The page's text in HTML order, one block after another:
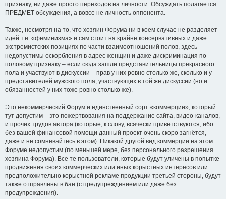
признаку, ни даже просто переходов на личности. Обсуждать полагается
ПРЕДМЕТ обсуждения, а вовсе не личность оппонента.
Также, несмотря на то, что хозяин Форума ни в коем случае не разделяет
идей т.н. «феминизма» и сам стоит на крайне консервативных и даже
экстремистских позициях по части взаимоотношений полов, здесь
недопустимы оскорбления в адрес женщин и даже дискриминация по
половому признаку – если сюда зашли представительницы прекрасного
пола и участвуют в дискуссии – прав у них ровно столько же, сколько и у
представителей мужского пола, участвующих в той же дискуссии (но и
обязанностей у них тоже ровно столько же).
Это некоммерческий Форум и единственный сорт «коммерции», который
тут допустим – это пожертвования на поддержание сайта, видео-каналов,
и прочих трудов автора (которые, к слову, всячески приветствуются, ибо
без вашей финансовой помощи данный проект очень скоро загнётся,
даже и не сомневайтесь в этом). Никакой другой вид коммерции на этом
Форуме недопустим (по меньшей мере, без персонального разрешения
хозяина Форума). Все те пользователи, которые будут уличены в попытке
продвижения своих коммерческих или иных корыстных интересов или
предположительно корыстной рекламе продукции третьей стороны, будут
также отправлены в бан (с предупреждением или даже без
предупреждения).